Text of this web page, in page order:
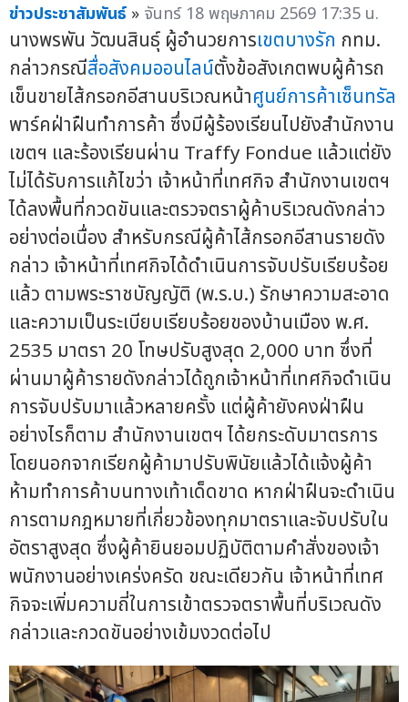
ข่าวประชาสัมพันธ์ » จันทร์ 18 พฤษภาคม 2569 17:35 น.
นางพรพัน วัฒนสินธุ์ ผู้อำนวยการเขตบางรัก กทม.
กล่าวกรณีสื่อสังคมออนไลน์ตั้งข้อสังเกตพบผู้ค้ารถ
เข็นขายไส้กรอกอีสานบริเวณหน้าศูนย์การค้าเซ็นทรัล
พาร์คฝ่าฝืนทำการค้า ซึ่งมีผู้ร้องเรียนไปยังสำนักงาน
เขตฯ และร้องเรียนผ่าน Traffy Fondue แล้วแต่ยัง
ไม่ได้รับการแก้ไขว่า เจ้าหน้าที่เทศกิจ สำนักงานเขตฯ
ได้ลงพื้นที่กวดขันและตรวจตราผู้ค้าบริเวณดังกล่าว
อย่างต่อเนื่อง สำหรับกรณีผู้ค้าไส้กรอกอีสานรายดัง
กล่าว เจ้าหน้าที่เทศกิจได้ดำเนินการจับปรับเรียบร้อย
แล้ว ตามพระราชบัญญัติ (พ.ร.บ.) รักษาความสะอาด
และความเป็นระเบียบเรียบร้อยของบ้านเมือง พ.ศ.
2535 มาตรา 20 โทษปรับสูงสุด 2,000 บาท ซึ่งที่
ผ่านมาผู้ค้ารายดังกล่าวได้ถูกเจ้าหน้าที่เทศกิจดำเนิน
การจับปรับมาแล้วหลายครั้ง แต่ผู้ค้ายังคงฝ่าฝืน
อย่างไรก็ตาม สำนักงานเขตฯ ได้ยกระดับมาตรการ
โดยนอกจากเรียกผู้ค้ามาปรับพินัยแล้วได้แจ้งผู้ค้า
ห้ามทำการค้าบนทางเท้าเด็ดขาด หากฝ่าฝืนจะดำเนิน
การตามกฎหมายที่เกี่ยวข้องทุกมาตราและจับปรับใน
อัตราสูงสุด ซึ่งผู้ค้ายินยอมปฏิบัติตามคำสั่งของเจ้า
พนักงานอย่างเคร่งครัด ขณะเดียวกัน เจ้าหน้าที่เทศ
กิจจะเพิ่มความถี่ในการเข้าตรวจตราพื้นที่บริเวณดัง
กล่าวและกวดขันอย่างเข้มงวดต่อไป